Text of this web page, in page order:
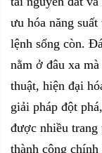
ưu hóa năng
lệnh sống còn.
nằm ở đâu xa
thuật, hiện đại
giải pháp đột
được nhiều
thành công